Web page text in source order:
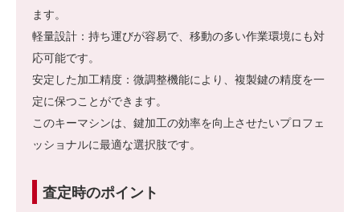
ます。
軽量設計：持ち運びが容易で、移動の多い作業環境にも対
応可能です。
安定した加工精度：微調整機能により、複製鍵の精度を一
定に保つことができます。
このキーマシンは、鍵加工の効率を向上させたいプロフェ
ッショナルに最適な選択肢です。
査定時のポイント